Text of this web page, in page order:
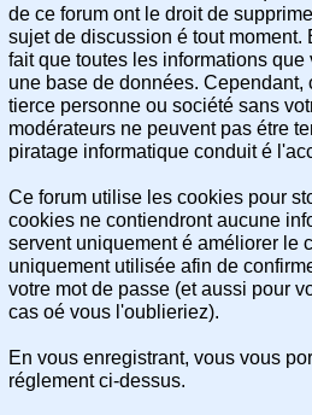
de ce forum ont le droit de
sujet de discussion é tout
fait que toutes les informations
une base de données.
tierce personne ou société sans
modérateurs ne peuvent pas étre
piratage informatique conduit é
Ce forum utilise les cookies pour
cookies ne contiendront aucune
servent uniquement é améliorer le
uniquement utilisée afin de
votre mot de passe (et aussi pour
cas oé vous l'oublieriez).
En vous enregistrant, vous vous
réglement ci-dessus.